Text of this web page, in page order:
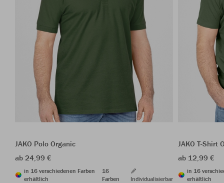
JAKO Polo Organic
ab 24,99 €
in 16 verschiedenen Farben
erhältlich
16
Farben
Individualisierbar
JAKO T-Shirt
ab 12,99 €
in 16
erhältlich